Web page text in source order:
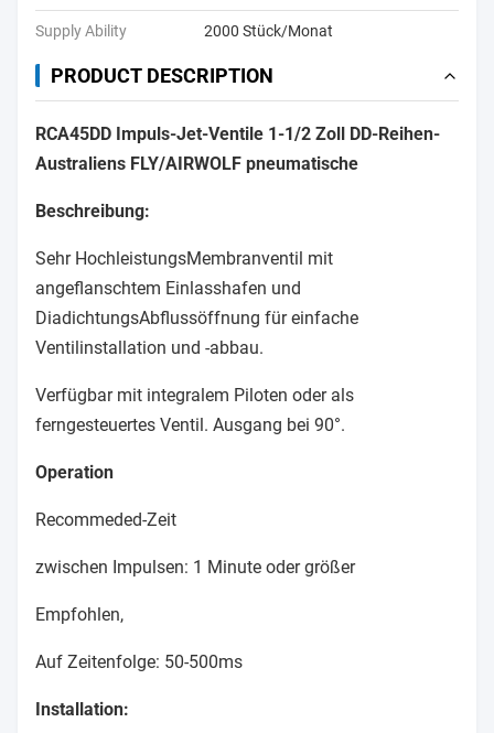
Supply Ability 2000 Stück/Monat
PRODUCT DESCRIPTION
RCA45DD Impuls-Jet-Ventile 1-1/2 Zoll DD-Reihen-
Australiens FLY/AIRWOLF pneumatische
Beschreibung:
Sehr HochleistungsMembranventil mit
angeflanschtem Einlasshafen und
DiadichtungsAbflussöffnung für einfache
Ventilinstallation und -abbau.
Verfügbar mit integralem Piloten oder als
ferngesteuertes Ventil. Ausgang bei 90°.
Operation
Recommeded-Zeit
zwischen Impulsen: 1 Minute oder größer
Empfohlen,
Auf Zeitenfolge: 50-500ms
Installation: